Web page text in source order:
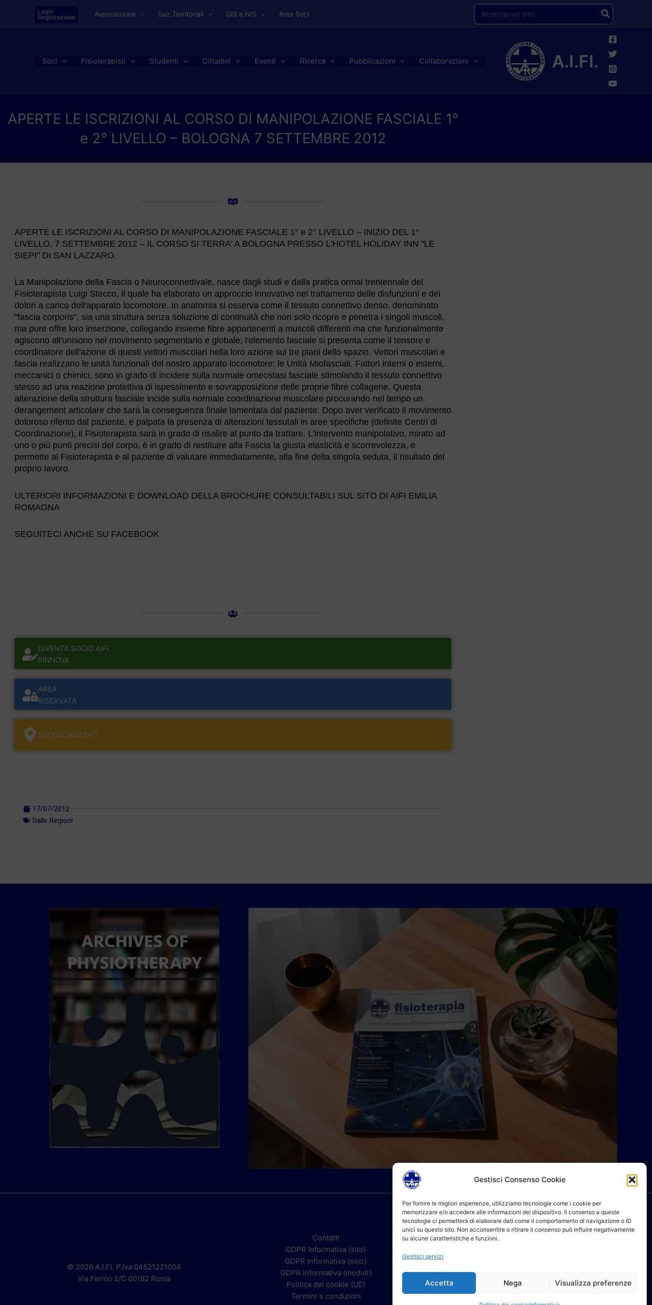
Gestisci Consenso Cookie
Per fornire le migliori esperienze, utilizziamo tecnologie come i cookie per
memorizzare e/o accedere alle informazioni del dispositivo. Il consenso a queste
tecnologie ci permetterà di elaborare dati come il comportamento di navigazione o ID
unici su questo sito. Non acconsentire o ritirare il consenso può influire negativamente
su alcune caratteristiche e funzioni.
Gestisci servizi
Accetta Nega Visualizza preferenze
Login
Registrazione
Associazione Sez.Territoriali GIS e NIS Area Soci
Ricerca
per:
Soci Fisioterapisti Studenti Cittadini Eventi Ricerca Pubblicazioni Collaborazioni A.I.FI.
APERTE LE ISCRIZIONI AL CORSO DI MANIPOLAZIONE FASCIALE 1°
e 2° LIVELLO – BOLOGNA 7 SETTEMBRE 2012
APERTE LE ISCRIZIONI AL CORSO DI MANIPOLAZIONE FASCIALE 1° e 2° LIVELLO – INIZIO DEL 1°
LIVELLO, 7 SETTEMBRE 2012 – IL CORSO SI TERRA' A BOLOGNA PRESSO L'HOTEL HOLIDAY INN "LE
SIEPI" DI SAN LAZZARO.
La Manipolazione della Fascia o Neuroconnettivale, nasce dagli studi e dalla pratica ormai trentennale del
Fisioterapista Luigi Stecco, il quale ha elaborato un approccio innovativo nel trattamento delle disfunzioni e dei
dolori a carico dell'apparato locomotore. In anatomia si osserva come il tessuto connettivo denso, denominato
"fascia corporis", sia una struttura senza soluzione di continuità che non solo ricopre e penetra i singoli muscoli,
ma pure offre loro inserzione, collegando insieme fibre appartenenti a muscoli differenti ma che funzionalmente
agiscono all'unisono nel movimento segmentario e globale; l'elemento fasciale si presenta come il tensore e
coordinatore dell'azione di questi vettori muscolari nella loro azione sui tre piani dello spazio. Vettori muscolari e
fascia realizzano le unità funzionali del nostro apparato locomotore: le Unità Miofasciali. Fattori interni o esterni,
meccanici o chimici, sono in grado di incidere sulla normale omeostasi fasciale stimolando il tessuto connettivo
stesso ad una reazione protettiva di ispessimento e sovrapposizione delle proprie fibre collagene. Questa
alterazione della struttura fasciale incide sulla normale coordinazione muscolare procurando nel tempo un
derangement articolare che sarà la conseguenza finale lamentata dal paziente. Dopo aver verificato il movimento
doloroso riferito dal paziente, e palpata la presenza di alterazioni tessutali in aree specifiche (definite Centri di
Coordinazione), il Fisioterapista sarà in grado di risalire al punto da trattare. L'intervento manipolativo, mirato ad
uno o più punti precisi del corpo, è in grado di restituire alla Fascia la giusta elasticità e scorrevolezza, e
permette al Fisioterapista e al paziente di valutare immediatamente, alla fine della singola seduta, il risultato del
proprio lavoro.
ULTERIORI INFORMAZIONI E DOWNLOAD DELLA BROCHURE CONSULTABILI SUL SITO DI AIFI EMILIA
ROMAGNA
SEGUITECI ANCHE SU FACEBOOK
DIVENTA SOCIO AIFI
RINNOVA
AREA
RISERVATA
GEOLOCALÌZZATI
17/07/2012
Dalle Regioni
© 2026 A.I.FI. P.iva:04521221004
Via Fermo 2/C 00182 Roma
Contatti
GDPR Informativa (sito)
GDPR Informativa (soci)
GDPR Informativa (moduli)
Politica dei cookie (UE)
Termini e condizioni
Elenco ufficiale fisioterapisti AIFI